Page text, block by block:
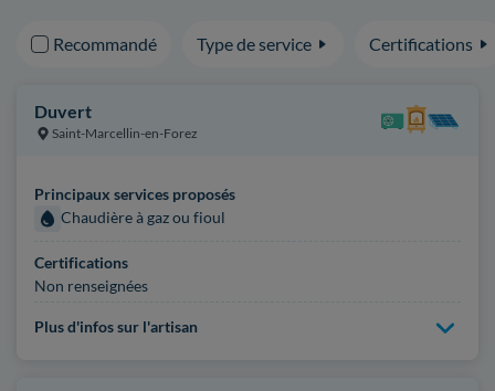
Recommandé Type de service Certifications
Duvert
Saint-Marcellin-en-Forez
Principaux services proposés
Chaudière à gaz ou fioul
Certifications
Non renseignées
Plus d'infos sur l'artisan